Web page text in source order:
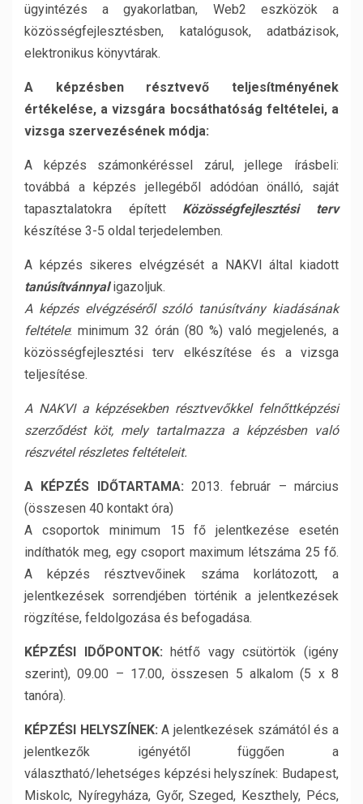
ügyintézés a gyakorlatban, Web2 eszközök a
közösségfejlesztésben, katalógusok, adatbázisok,
elektronikus könyvtárak.
A képzésben résztvevő teljesítményének
értékelése, a vizsgára bocsáthatóság feltételei, a
vizsga szervezésének módja:
A képzés számonkéréssel zárul, jellege írásbeli:
továbbá a képzés jellegéből adódóan önálló, saját
tapasztalatokra épített Közösségfejlesztési terv
készítése 3-5 oldal terjedelemben.
A képzés sikeres elvégzését a NAKVI által kiadott
tanúsítvánnyaligazoljuk.
A képzés elvégzéséről szóló tanúsítvány kiadásának
feltétele: minimum 32 órán (80 %) való megjelenés, a
közösségfejlesztési terv elkészítése és a vizsga
teljesítése.
A NAKVI a képzésekben résztvevőkkel felnőttképzési
szerződést köt, mely tartalmazza a képzésben való
részvétel részletes feltételeit.
A KÉPZÉS IDŐTARTAMA: 2013. február – március
(összesen 40 kontakt óra)
A csoportok minimum 15 fő jelentkezése esetén
indíthatók meg, egy csoport maximum létszáma 25 fő.
A képzés résztvevőinek száma korlátozott, a
jelentkezések sorrendjében történik a jelentkezések
rögzítése, feldolgozása és befogadása.
KÉPZÉSI IDŐPONTOK:hétfő vagy csütörtök (igény
szerint), 09.00 – 17.00, összesen 5 alkalom (5 x 8
tanóra).
KÉPZÉSI HELYSZÍNEK:A jelentkezések számától és a
jelentkezők igényétől függően a
választható/lehetséges képzési helyszínek: Budapest,
Miskolc, Nyíregyháza, Győr, Szeged, Keszthely, Pécs,